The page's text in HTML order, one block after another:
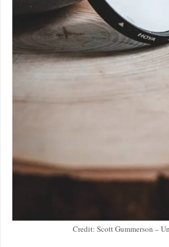
Credit: Scott Gummerson –